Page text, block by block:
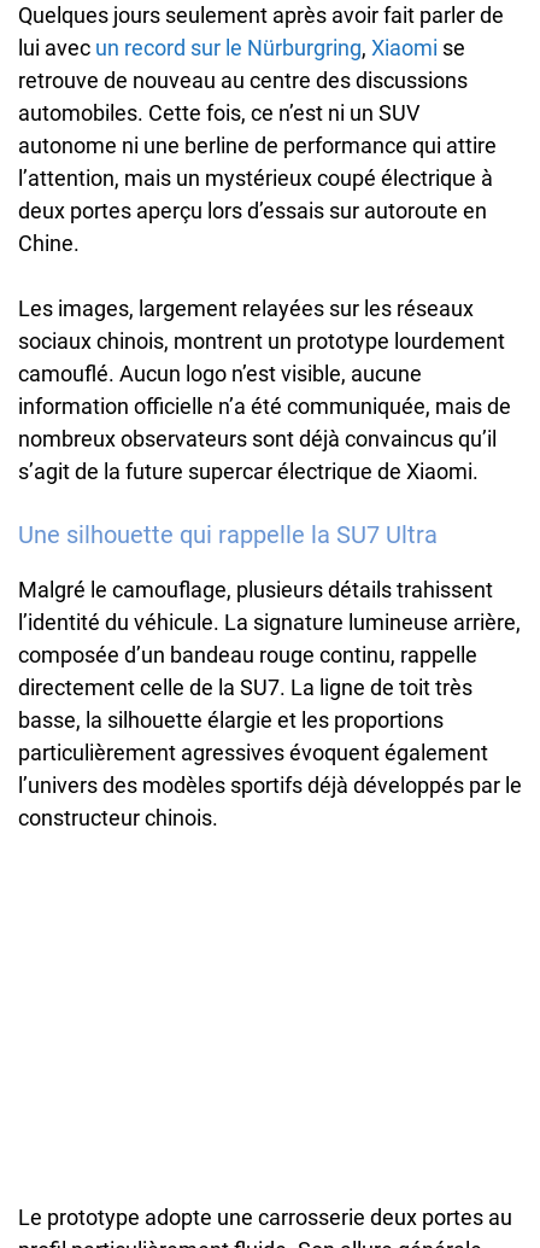
Quelques jours seulement après avoir fait parler de
lui avec un record sur le Nürburgring, Xiaomi se
retrouve de nouveau au centre des discussions
automobiles. Cette fois, ce n’est ni un SUV
autonome ni une berline de performance qui attire
l’attention, mais un mystérieux coupé électrique à
deux portes aperçu lors d’essais sur autoroute en
Chine.
Les images, largement relayées sur les réseaux
sociaux chinois, montrent un prototype lourdement
camouflé. Aucun logo n’est visible, aucune
information officielle n’a été communiquée, mais de
nombreux observateurs sont déjà convaincus qu’il
s’agit de la future supercar électrique de Xiaomi.
Une silhouette qui rappelle la SU7 Ultra
Malgré le camouflage, plusieurs détails trahissent
l’identité du véhicule. La signature lumineuse arrière,
composée d’un bandeau rouge continu, rappelle
directement celle de la SU7. La ligne de toit très
basse, la silhouette élargie et les proportions
particulièrement agressives évoquent également
l’univers des modèles sportifs déjà développés par le
constructeur chinois.
Le prototype adopte une carrosserie deux portes au